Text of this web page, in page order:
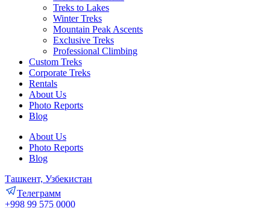
Treks to Lakes
Winter Treks
Mountain Peak Ascents
Exclusive Treks
Professional Climbing
Custom Treks
Corporate Treks
Rentals
About Us
Photo Reports
Blog
About Us
Photo Reports
Blog
Ташкент, Узбекистан
Телеграмм
+998 99 575 0000